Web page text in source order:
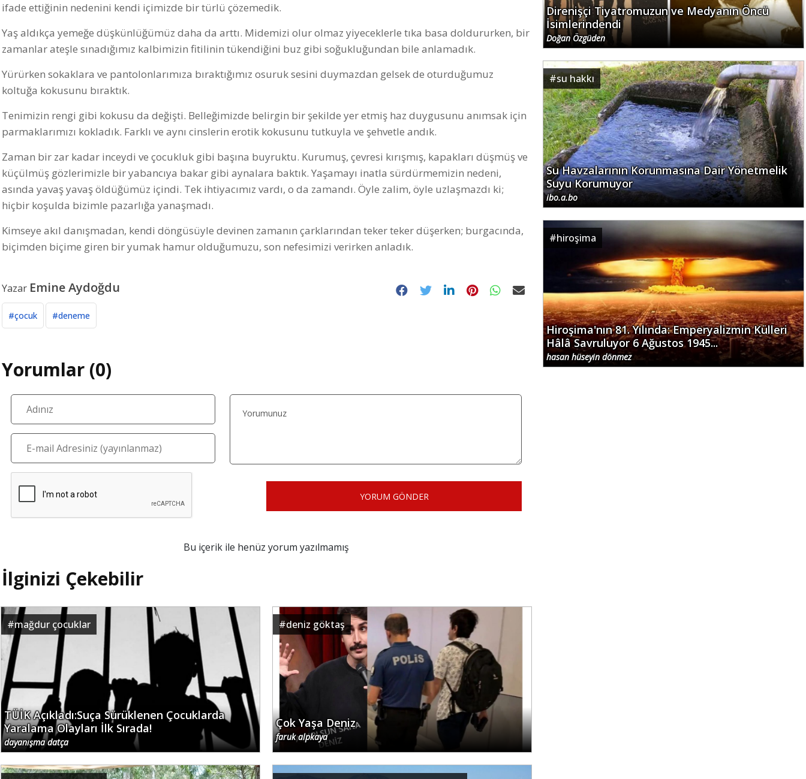
ifade ettiğinin nedenini kendi içimizde bir türlü çözemedik.
Yaş aldıkça yemeğe düşkünlüğümüz daha da arttı. Midemizi olur olmaz yiyeceklerle tıka basa doldururken, bir
zamanlar ateşle sınadığımız kalbimizin fitilinin tükendiğini buz gibi soğukluğundan bile anlamadık.
Yürürken sokaklara ve pantolonlarımıza bıraktığımız osuruk sesini duymazdan gelsek de oturduğumuz
koltuğa kokusunu bıraktık.
Tenimizin rengi gibi kokusu da değişti. Belleğimizde belirgin bir şekilde yer etmiş haz duygusunu anımsak için
parmaklarımızı kokladık. Farklı ve aynı cinslerin erotik kokusunu tutkuyla ve şehvetle andık.
Zaman bir zar kadar inceydi ve çocukluk gibi başına buyruktu. Kurumuş, çevresi kırışmış, kapakları düşmüş ve
küçülmüş gözlerimizle bir yabancıya bakar gibi aynalara baktık. Yaşamayı inatla sürdürmemizin nedeni,
asında yavaş yavaş öldüğümüz içindi. Tek ihtiyacımız vardı, o da zamandı. Öyle zalim, öyle uzlaşmazdı ki;
hiçbir koşulda bizimle pazarlığa yanaşmadı.
Kimseye akıl danışmadan, kendi döngüsüyle devinen zamanın çarklarından teker teker düşerken; burgacında,
biçimden biçime giren bir yumak hamur olduğumuzu, son nefesimizi verirken anladık.
Yazar Emine Aydoğdu
#çocuk #deneme
Yorumlar (0)
YORUM GÖNDER
Bu içerik ile henüz yorum yazılmamış
İlginizi Çekebilir
#mağdur çocuklar
TÜİK Açıkladı:Suça Sürüklenen Çocuklarda
Yaralama Olayları İlk Sırada!
dayanışma datça
#deniz göktaş
Çok Yaşa Deniz
faruk alpkaya
Direnişçi Tiyatromuzun ve Medyanın Öncü
İsimlerindendi
Doğan Özgüden
#su hakkı
Su Havzalarının Korunmasına Dair Yönetmelik
Suyu Korumuyor
ibo.a.bo
#hiroşima
Hiroşima'nın 81. Yılında: Emperyalizmin Külleri
Hâlâ Savruluyor 6 Ağustos 1945...
hasan hüseyin dönmez